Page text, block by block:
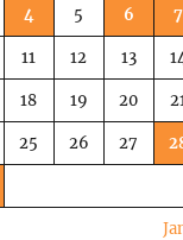
4 5 6 7
11 12 13
18 19 20
25 26 27